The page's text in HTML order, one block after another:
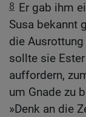
8 Er gab ihm
Susa bekannt
die
sollte sie
auffordern,
um Gnade zu
»Denk an die